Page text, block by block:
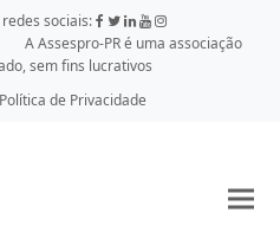
sociais:
A Assespro-PR é uma associação
sem fins lucrativos
de Privacidade